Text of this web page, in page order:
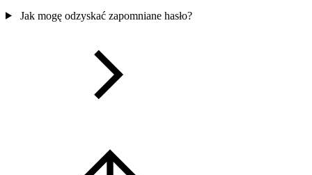
Jak mogę odzyskać zapomniane hasło?